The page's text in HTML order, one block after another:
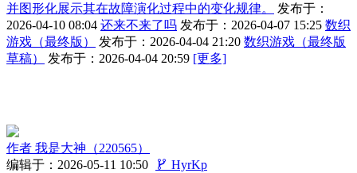
并图形化展示其在故障演化过程中的变化规律。
发布于：
2026-04-10 08:04 还来不来了吗 发布于：2026-04-07 15:25 数织
游戏（最终版）
发布于：2026-04-04 21:20 数织游戏（最终版
草稿）
发布于：2026-04-04 20:59 [更多]
作者 我是大神（220565）
编辑于：2026-05-11 10:50
 HyrKp